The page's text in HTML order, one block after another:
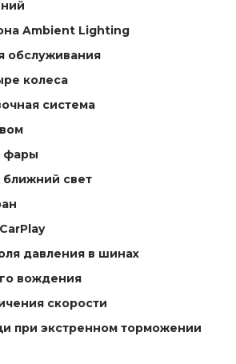
Ambient Lighting
обслуживания
колеса
система
фары
свет
давления в шинах
вождения
скорости
при экстренном торможении